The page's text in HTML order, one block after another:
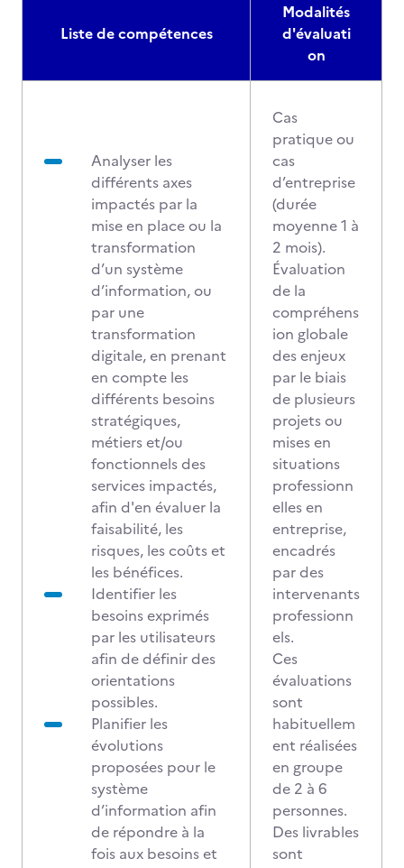
Liste de compétences
Modalités
d'évaluati
on
Analyser les
différents axes
impactés par la
mise en place ou la
transformation
d’un système
d’information, ou
par une
transformation
digitale, en prenant
en compte les
différents besoins
stratégiques,
métiers et/ou
fonctionnels des
services impactés,
afin d'en évaluer la
faisabilité, les
risques, les coûts et
les bénéfices.
Identifier les
besoins exprimés
par les utilisateurs
afin de définir des
orientations
possibles.
Planifier les
évolutions
proposées pour le
système
d’information afin
de répondre à la
fois aux besoins et
Cas
pratique ou
cas
d’entreprise
(durée
moyenne 1 à
2 mois).
Évaluation
de la
compréhens
ion globale
des enjeux
par le biais
de plusieurs
projets ou
mises en
situations
professionn
elles en
entreprise,
encadrés
par des
intervenants
professionn
els.
Ces
évaluations
sont
habituellem
ent réalisées
en groupe
de 2 à 6
personnes.
Des livrables
sont